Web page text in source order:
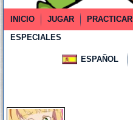
INICIO JUGAR PRACTICAR
ESPECIALES
ESPAÑOL